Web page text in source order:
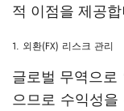
적 이점을 제공
1. 외환(FX) 리스크 관리
글로벌 무역으
으므로 수익성